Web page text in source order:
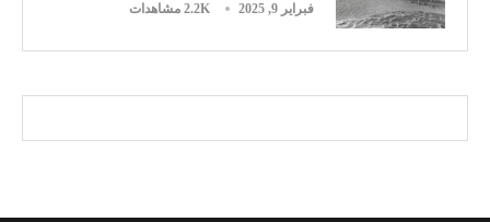
فبراير 9, 2025 2.2K مشاهدات